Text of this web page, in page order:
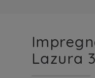
Lazura